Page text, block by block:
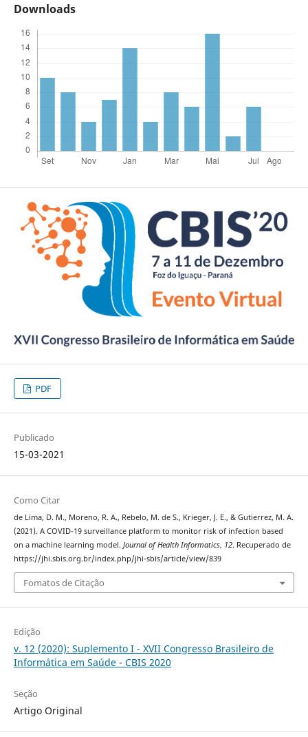
Downloads
PDF
Publicado
15-03-2021
Como Citar
de Lima, D. M., Moreno, R. A., Rebelo, M. de S., Krieger, J. E., & Gutierrez, M. A.
(2021). A COVID-19 surveillance platform to monitor risk of infection based
on a machine learning model. Journal of Health Informatics, 12. Recuperado de
https://jhi.sbis.org.br/index.php/jhi-sbis/article/view/839
Fomatos de Citação
Edição
v. 12 (2020): Suplemento I - XVII Congresso Brasileiro de
Informática em Saúde - CBIS 2020
Seção
Artigo Original